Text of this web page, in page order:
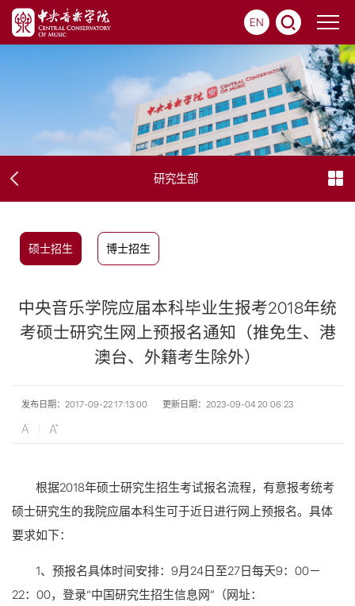
EN
研究生部
硕士招生 博士招生
中央音乐学院应届本科毕业生报考2018年统
考硕士研究生网上预报名通知（推免生、港
澳台、外籍考生除外）
发布日期：2017-09-22 17:13:00 更新日期：2023-09-04 20:06:23
根据2018年硕士研究生招生考试报名流程，有意报考统考
硕士研究生的我院应届本科生可于近日进行网上预报名。具体
要求如下：
1、预报名具体时间安排：9月24日至27日每天9：00－
22：00，登录“中国研究生招生信息网”（网址：